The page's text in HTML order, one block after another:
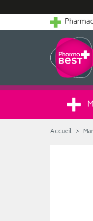
Accueil